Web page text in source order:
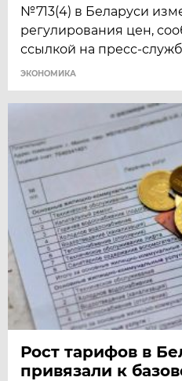
№713(4) в Беларуси
регулирования цен,
ссылкой на пресс-
ЭКОНОМИКА
Рост тарифов в
привязали к